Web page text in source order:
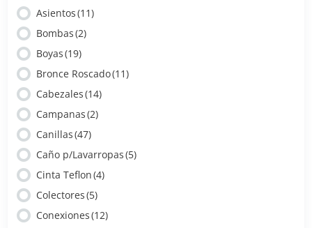
Asientos(11)
Bombas(2)
Boyas(19)
Bronce Roscado(11)
Cabezales(14)
Campanas(2)
Canillas(47)
Caño p/Lavarropas(5)
Cinta Teflon(4)
Colectores(5)
Conexiones(12)